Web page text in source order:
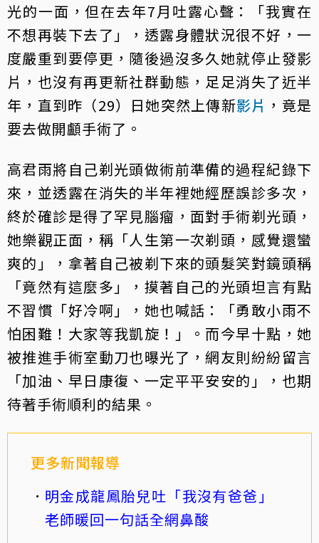
光的一面，但在去年7月吐露心聲：「我實在
不想再裝下去了」，透露身體狀況很不好，一
度嚴重到要停更，隨後過沒多久她就停止發影
片，也沒有再更新社群動態，足足消失了近半
年，直到昨（29）日她突然上傳新影片 ，竟是
要去做開顱手術了。
高君雨將自己剃光頭做術前準備的過程紀錄下
來，並透露在消失的半年裡她經歷誤診多次，
終於確診是得了罕見腦瘤，面對手術剃光頭，
她樂觀正面，稱「人生第一次剃頭，感覺還蠻
爽的」，拿著自己被剃下來的頭髮笑對鏡頭稱
「竟然有這麼多」，摸著自己的光頭坦言有點
不習慣「好冷啊」，她也喊話：「勇敢小雨不
怕困難！大家等我凱旋！」。而今早十點，她
被推進手術室動刀也曝光了，網友則紛紛留言
「加油、早日康復、一定平平安安的」，也期
待著手術順利的結果。
更多新聞報導
明金成龍鳳胎兒吐「我沒有爸爸」
老師暖回一句話全網鼻酸